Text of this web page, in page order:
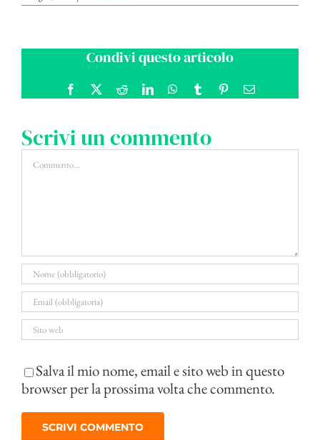
Condivi questo articolo
Facebook RedditLinkedInWhatsApp
Tumblr PinterestEmail
Scrivi un commento
Commento
Salva il mio nome, email e sito web in questo
browser per la prossima volta che commento.